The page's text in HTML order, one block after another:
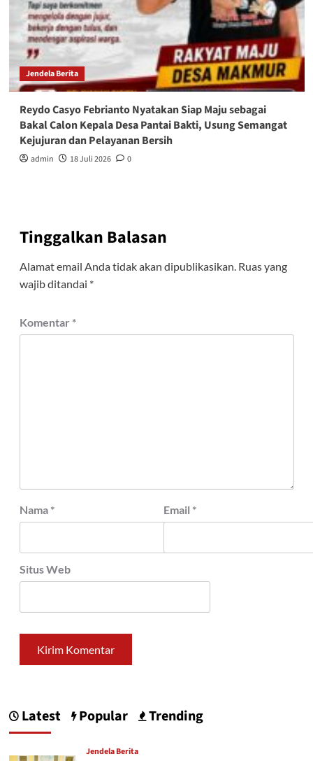
Jendela Berita
Reydo Casyo Febrianto Nyatakan Siap Maju sebagai
Bakal Calon Kepala Desa Pantai Bakti, Usung Semangat
Kejujuran dan Pelayanan Bersih
admin 18 Juli 2026 0
Tinggalkan Balasan
Alamat email Anda tidak akan dipublikasikan. Ruas yang
wajib ditandai *
Komentar *
Nama * Email *
Situs Web
Latest Popular Trending
Jendela Berita